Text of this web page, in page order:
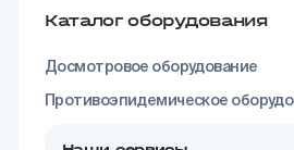
Каталог оборудования
Досмотровое оборудование
Противоэпидемическое